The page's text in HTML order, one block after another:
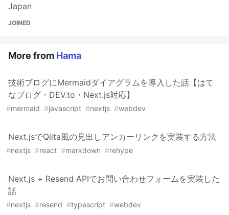
Japan
JOINED
More from Hama
技術ブログにMermaidダイアグラムを導入した話【はて
なブログ・DEV.to・Next.js対応】
#mermaid #javascript #nextjs #webdev
Next.jsでQiita風の見出しアンカーリンクを実装する方法
#nextjs #react #markdown #rehype
Next.js + Resend APIでお問い合わせフォームを実装した
話
#nextjs #resend #typescript #webdev